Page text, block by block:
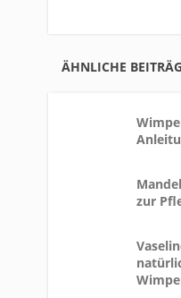
ÄHNLICHE
zur